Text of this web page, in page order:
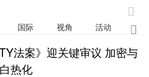

国际 视角 活动 业

法案》迎关键审议 加密与
热化